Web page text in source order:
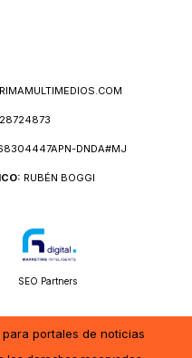
DNDA#MJ
RUBÉN BOGGI
SEO Partners
para portales de noticias